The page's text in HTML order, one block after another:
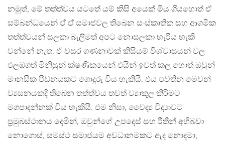
නමුත්, මේ තත්ත්වය යටතේ යම් කිසි අයෙක් මිය ගියහොත් ඒ
සම්බන්ධයෙන් ඒ ඒ සමාජවල තිබෙන සංස්කෘතික සහ ආගමික
තත්ත්වයන් සලකා බැලීමත් අපට නොසලකා හැරිය හැකි
වන්නේ නැත. ඒ වසර ගණනාවක් කිසියම් විශ්වාසයන් වල
එලඹගත් මිනිසුන් ක්ෂණිකයෙන් එයින් ඉවත් කල හොත් ඔවුන්
මානසික පීඩනයකට ගොදුරු විය හැකියි. එය පවතින මෙවන්
ව්‍යසනයකදි තිබෙන තත්ත්වය තවත් ව්‍යාකූල කිරිමට
මගපාදන්නක් විය හැකියි. එම නිසා, වෛද්‍ය විද්‍යාවට
ප්‍රමුඛස්ථානය දෙමින්, ඔවුන්ගේ උපදෙස් සහ රීතීන් අභිබවා
නොගොස්, සමස්ථ සමාජයම අවධානමකට ඇද නොදමා,